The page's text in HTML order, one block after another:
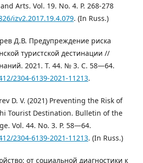
Arts. Vol. 19. No. 4. P. 268-278
izv2.2017.19.4.079. (In Russ.)
Д.В. Предупреждение риска
туристской дестинации //
2021. Т. 44. № 3. С. 58—64.
2304-6139-2021-11213.
D. V. (2021) Preventing the Risk of
Tourist Destination. Bulletin of the
Vol. 44. No. 3. P. 58—64.
2304-6139-2021-11213. (In Russ.)
от социальной диагностики к